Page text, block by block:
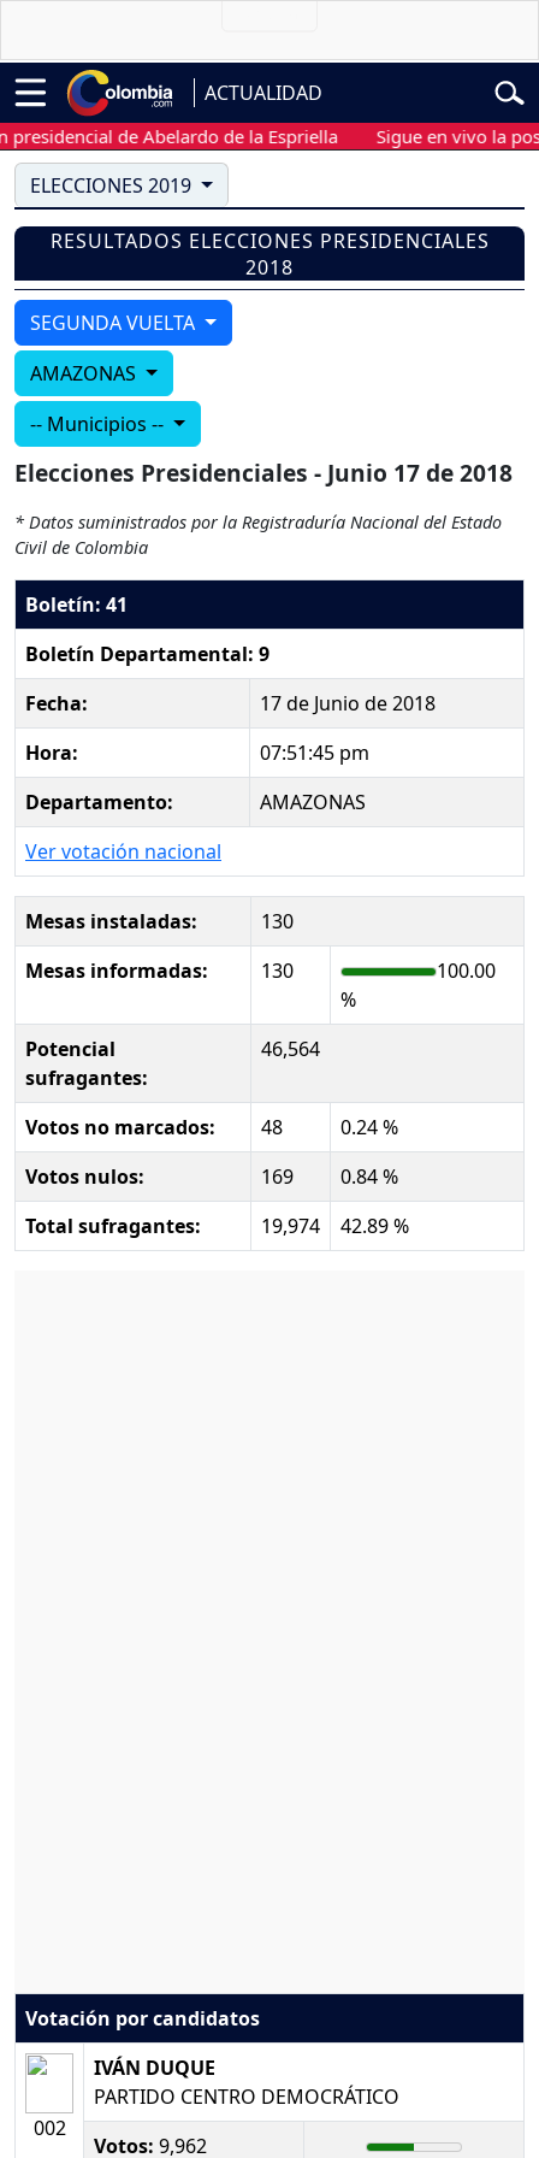
ACTUALIDAD
de Abelardo de la Espriella Sigue en vivo la
ELECCIONES 2019
RESULTADOS ELECCIONES PRESIDENCIALES
2018
SEGUNDA VUELTA
AMAZONAS
-- Municipios --
Elecciones Presidenciales - Junio 17 de 2018
* Datos suministrados por la Registraduría Nacional del Estado
Civil de Colombia
Boletín: 41
Boletín Departamental: 9
Fecha:
17 de Junio de 2018
Hora:
07:51:45 pm
Departamento:
AMAZONAS
Ver votación nacional
Mesas instaladas:
130
Mesas informadas:
130
100.00
%
Potencial
sufragantes:
46,564
Votos no marcados: 48
0.24 %
Votos nulos:
169
0.84 %
Total sufragantes:
19,974 42.89 %
Votación por candidatos
002
IVÁN DUQUE
PARTIDO CENTRO DEMOCRÁTICO
Votos: 9,962